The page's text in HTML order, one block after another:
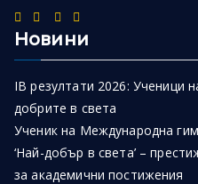
Новини
IB резултати 2026: Ученици
добрите в света
Ученик на Международна
‘Най-добър в света’ –
за академични постижения